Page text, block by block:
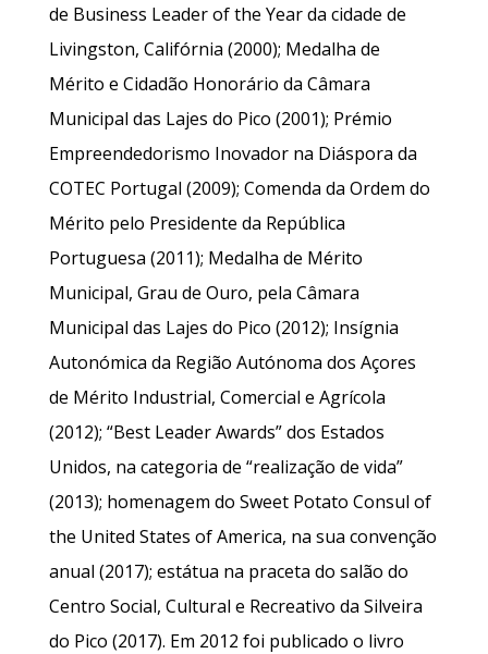
de Business Leader of the Year da cidade de
Livingston, Califórnia (2000); Medalha de
Mérito e Cidadão Honorário da Câmara
Municipal das Lajes do Pico (2001); Prémio
Empreendedorismo Inovador na Diáspora da
COTEC Portugal (2009); Comenda da Ordem do
Mérito pelo Presidente da República
Portuguesa (2011); Medalha de Mérito
Municipal, Grau de Ouro, pela Câmara
Municipal das Lajes do Pico (2012); Insígnia
Autonómica da Região Autónoma dos Açores
de Mérito Industrial, Comercial e Agrícola
(2012); “Best Leader Awards” dos Estados
Unidos, na categoria de “realização de vida”
(2013); homenagem do Sweet Potato Consul of
the United States of America, na sua convenção
anual (2017); estátua na praceta do salão do
Centro Social, Cultural e Recreativo da Silveira
do Pico (2017). Em 2012 foi publicado o livro